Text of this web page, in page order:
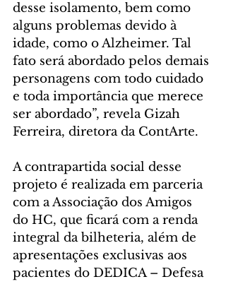
desse isolamento, bem como
alguns problemas devido à
idade, como o Alzheimer. Tal
fato será abordado pelos demais
personagens com todo cuidado
e toda importância que merece
ser abordado”, revela Gizah
Ferreira, diretora da ContArte.
A contrapartida social desse
projeto é realizada em parceria
com a Associação dos Amigos
do HC, que ficará com a renda
integral da bilheteria, além de
apresentações exclusivas aos
pacientes do DEDICA – Defesa